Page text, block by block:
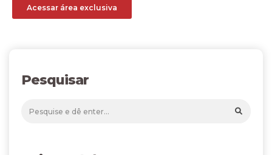
Acessar área exclusiva
Pesquisar